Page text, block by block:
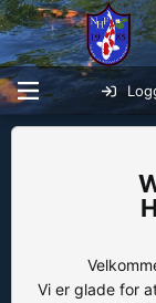
Vi er glade for